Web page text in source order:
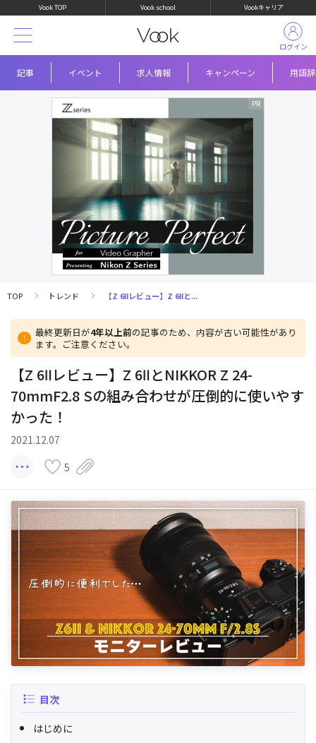
Vook TOP Vook school Vookキャリア
記事 イベント 求人情報 キャンペーン 用語
ログイン
TOP トレンド 【Z 6Ⅱレビュー】Z 6Ⅱと...
最終更新日が4年以上前の記事のため、内容が古い可能性があり
ます。ご注意ください。
【Z 6Ⅱレビュー】Z 6ⅡとNIKKOR Z 24-
70mmF2.8 Sの組み合わせが圧倒的に使いやす
かった！
2021.12.07
5
目次
はじめに